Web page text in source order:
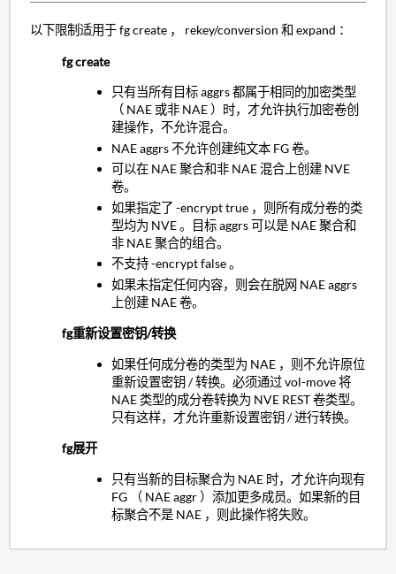
以下限制适用于 fg create ， rekey/conversion 和 expand ：
fg create
只有当所有目标 aggrs 都属于相同的加密类型
（ NAE 或非 NAE ）时，才允许执行加密卷创
建操作，不允许混合。
NAE aggrs 不允许创建纯文本 FG 卷。
可以在 NAE 聚合和非 NAE 混合上创建 NVE
卷。
如果指定了 -encrypt true ，则所有成分卷的类
型均为 NVE 。目标 aggrs 可以是 NAE 聚合和
非 NAE 聚合的组合。
不支持 -encrypt false 。
如果未指定任何内容，则会在脱网 NAE aggrs
上创建 NAE 卷。
fg重新设置密钥/转换
如果任何成分卷的类型为 NAE ，则不允许原位
重新设置密钥 / 转换。必须通过 vol-move 将
NAE 类型的成分卷转换为 NVE REST 卷类型。
只有这样，才允许重新设置密钥 / 进行转换。
fg展开
只有当新的目标聚合为 NAE 时，才允许向现有
FG （ NAE aggr ）添加更多成员。如果新的目
标聚合不是 NAE ，则此操作将失败。